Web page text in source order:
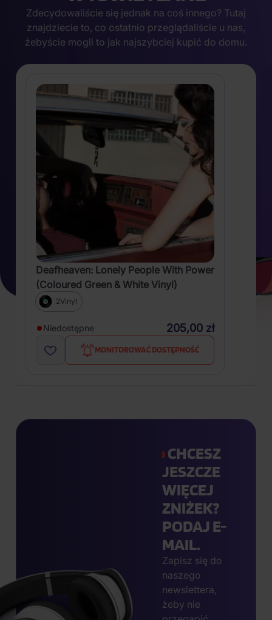
Zdecydowaliście się jednak na coś innego? Tutaj
znajdziecie to, co ostatnio przeglądaliście u nas,
żebyście mogli to jak najszybciej kupić do domu.
Deafheaven: Lonely People With Power
(Coloured Green & White Vinyl)
2Vinyl
Niedostępne 205,00 zł
MONITOROWAĆ DOSTĘPNOŚĆ
CHCESZ
JESZCZE
WIĘCEJ
ZNIŻEK?
PODAJ E-
MAIL.
Zapisz się do
naszego
newslettera,
żeby nie